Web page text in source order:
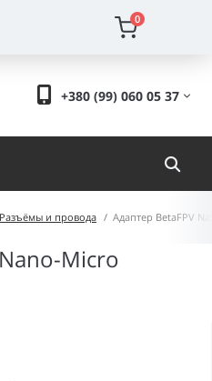
0
+380 (99) 060 05 37
Разъёмы и провода Адаптер BetaFPV
Micro